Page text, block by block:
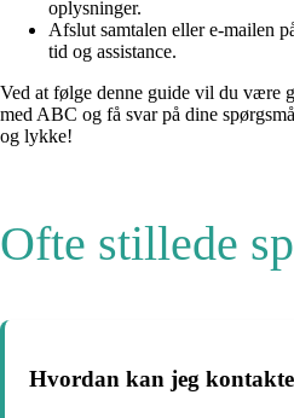
oplysninger.
Afslut samtalen eller e-mailen
tid og assistance.
Ved at følge denne guide vil du være
med ABC og få svar på dine
og lykke!
Ofte stillede
Hvordan kan jeg